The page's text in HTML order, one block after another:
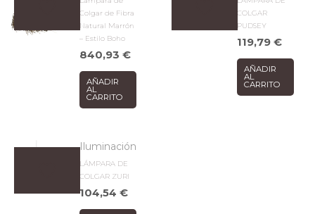
Colgar de Fibra
Natural Marrón
– Estilo Boho
840,93€
AÑADIR
AL
CARRITO
COLGAR
PUDSEY
119,79€
AÑADIR
AL
CARRITO
Iluminación
LÁMPARA DE
COLGAR ZURI
104,54€